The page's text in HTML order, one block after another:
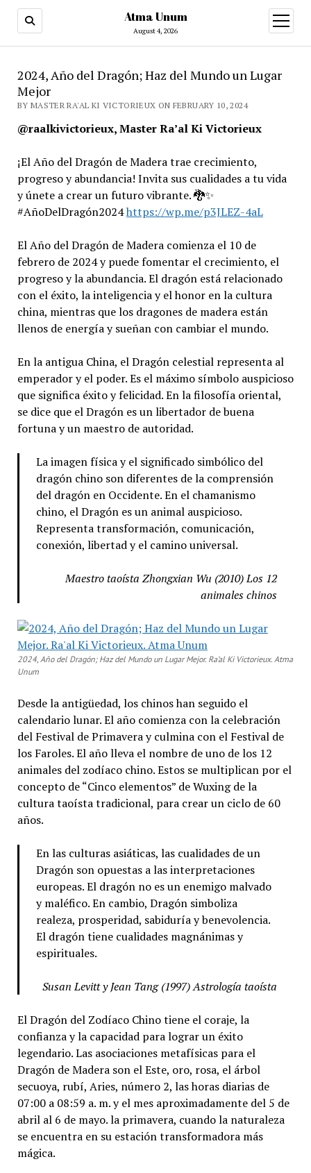
Atma Unum
August 4, 2026
open
menu
2024, Año del Dragón; Haz del Mundo un Lugar
Mejor
BY MASTER RA'AL KI VICTORIEUX ON FEBRUARY 10, 2024
@raalkivictorieux, Master Ra’al Ki Victorieux
¡El Año del Dragón de Madera trae crecimiento,
progreso y abundancia! Invita sus cualidades a tu vida
y únete a crear un futuro vibrante. 🐉✨
#AñoDelDragón2024https://wp.me/p3JLEZ-4aL
El Año del Dragón de Madera comienza el 10 de
febrero de 2024 y puede fomentar el crecimiento, el
progreso y la abundancia. El dragón está relacionado
con el éxito, la inteligencia y el honor en la cultura
china, mientras que los dragones de madera están
llenos de energía y sueñan con cambiar el mundo.
En la antigua China, el Dragón celestial representa al
emperador y el poder. Es el máximo símbolo auspicioso
que significa éxito y felicidad. En la filosofía oriental,
se dice que el Dragón es un libertador de buena
fortuna y un maestro de autoridad.
La imagen física y el significado simbólico del
dragón chino son diferentes de la comprensión
del dragón en Occidente. En el chamanismo
chino, el Dragón es un animal auspicioso.
Representa transformación, comunicación,
conexión, libertad y el camino universal.
Maestro taoísta Zhongxian Wu (2010) Los 12
animales chinos
2024, Año del Dragón; Haz del Mundo un Lugar Mejor. Ra’al Ki Victorieux. Atma
Unum
Desde la antigüedad, los chinos han seguido el
calendario lunar. El año comienza con la celebración
del Festival de Primavera y culmina con el Festival de
los Faroles. El año lleva el nombre de uno de los 12
animales del zodíaco chino. Estos se multiplican por el
concepto de “Cinco elementos” de Wuxing de la
cultura taoísta tradicional, para crear un ciclo de 60
años.
En las culturas asiáticas, las cualidades de un
Dragón son opuestas a las interpretaciones
europeas. El dragón no es un enemigo malvado
y maléfico. En cambio, Dragón simboliza
realeza, prosperidad, sabiduría y benevolencia.
El dragón tiene cualidades magnánimas y
espirituales.
Susan Levitt y Jean Tang (1997) Astrología taoísta
El Dragón del Zodíaco Chino tiene el coraje, la
confianza y la capacidad para lograr un éxito
legendario. Las asociaciones metafísicas para el
Dragón de Madera son el Este, oro, rosa, el árbol
secuoya, rubí, Aries, número 2, las horas diarias de
07:00 a 08:59 a. m. y el mes aproximadamente del 5 de
abril al 6 de mayo. la primavera, cuando la naturaleza
se encuentra en su estación transformadora más
mágica.